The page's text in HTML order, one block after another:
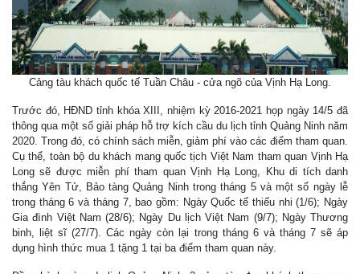
Cảng tàu khách quốc tế Tuần Châu - cửa ngõ của Vịnh Hạ Long.
Trước đó, HĐND tỉnh khóa XIII, nhiệm kỳ 2016-2021 họp ngày 14/5 đã
thông qua một số giải pháp hỗ trợ kích cầu du lịch tỉnh Quảng Ninh năm
2020. Trong đó, có chính sách miễn, giảm phí vào các điểm tham quan.
Cụ thể, toàn bộ du khách mang quốc tịch Việt Nam tham quan Vịnh Hạ
Long sẽ được miễn phí tham quan Vịnh Hạ Long, Khu di tích danh
thắng Yên Tử, Bảo tàng Quảng Ninh trong tháng 5 và một số ngày lễ
trong tháng 6 và tháng 7, bao gồm: Ngày Quốc tế thiếu nhi (1/6); Ngày
Gia đình Việt Nam (28/6); Ngày Du lịch Việt Nam (9/7); Ngày Thương
binh, liệt sĩ (27/7). Các ngày còn lại trong tháng 6 và tháng 7 sẽ áp
dụng hình thức mua 1 tặng 1 tại ba điểm tham quan này.